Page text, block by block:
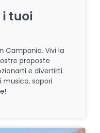
tuoi
Campania. Vivi la
proposte
e divertirti.
musica, sapori